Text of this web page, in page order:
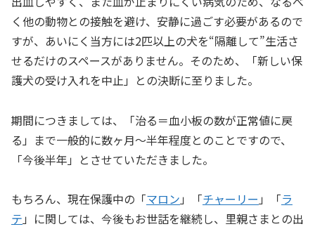
く他の動物との接触を避け、安静に過ごす必要があるので
すが、あいにく当方には2匹以上の犬を“隔離して”生活さ
せるだけのスペースがありません。そのため、「新しい保
護犬の受け入れを中止」との決断に至りました。
期間につきましては、「治る＝血小板の数が正常値に戻
る」まで一般的に数ヶ月～半年程度とのことですので、
「今後半年」とさせていただきました。
もちろん、現在保護中の「マロン 」「チャーリー 」「ラ
テ 」に関しては、今後もお世話を継続し、里親さまとの出